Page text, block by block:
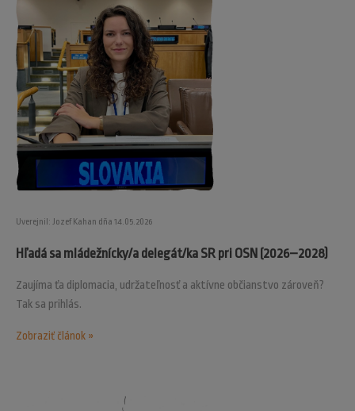
Uverejnil: Jozef Kahan dňa 14.05.2026
Hľadá sa mládežnícky/a delegát/ka SR pri OSN (2026–2028)
Zaujíma ťa diplomacia, udržateľnosť a aktívne občianstvo zároveň?
Tak sa prihlás.
Zobraziť článok »